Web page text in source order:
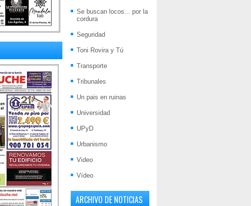
Se buscan locos... por la
cordura
Seguridad
Toni Rovira y Tú
Transporte
Tribunales
Un pais en ruinas
Universidad
UPyD
Urbanismo
Video
Vídeo
ARCHIVO DE NOTICIAS